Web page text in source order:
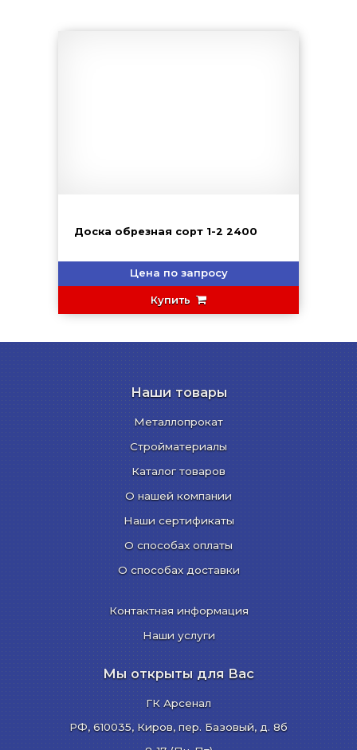
Доска обрезная сорт 1-2 2400
Цена по запросу
Купить
Наши товары
Металлопрокат
Стройматериалы
Каталог товаров
О нашей компании
Наши сертификаты
О способах оплаты
О способах доставки
Контактная информация
Наши услуги
Мы открыты для Вас
ГК Арсенал
РФ, 610035, Киров, пер. Базовый, д. 8б